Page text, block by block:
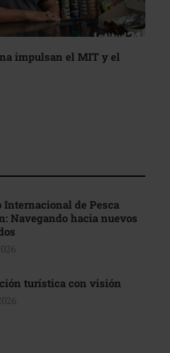
impulsan el MIT y el
Internacional de Pesca
Navegando hacia nuevos
turística con visión